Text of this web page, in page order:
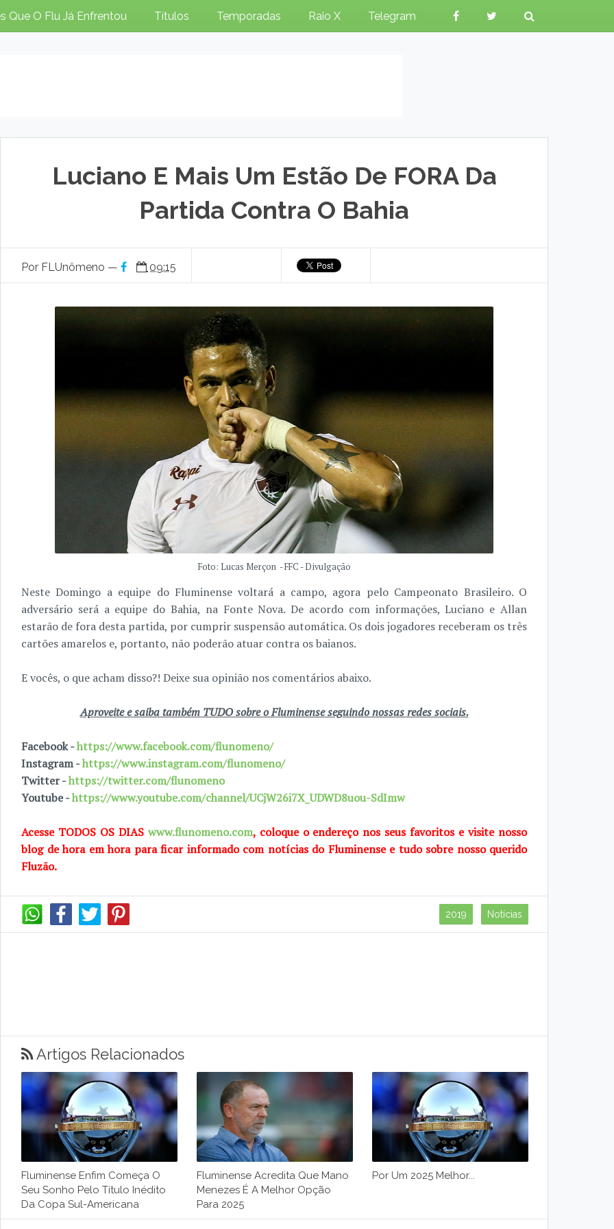
Que O Flu Já Enfrentou Títulos Temporadas Raio X Telegram
Luciano E Mais Um Estão De FORA Da
Partida Contra O Bahia
Por FLUnômeno — 09:15
Foto: Lucas Merçon - FFC - Divulgação
Neste Domingo a equipe do Fluminense voltará a campo, agora pelo Campeonato Brasileiro. O
adversário será a equipe do Bahia, na Fonte Nova. De acordo com informações, Luciano e Allan
estarão de fora desta partida, por cumprir suspensão automática. Os dois jogadores receberam os três
cartões amarelos e, portanto, não poderão atuar contra os baianos.
E vocês, o que acham disso?! Deixe sua opinião nos comentários abaixo.
Aproveite e saiba também TUDO sobre o Fluminense seguindo nossas redes sociais.
Facebook -https://www.facebook.com/flunomeno/
Instagram -https://www.instagram.com/flunomeno/
Twitter -https://twitter.com/flunomeno
Youtube -https://www.youtube.com/channel/UCjW26i7X_UDWD8uou-SdImw
Acesse TODOS OS DIAS www.flunomeno.com, coloque o endereço nos seus favoritos e visite nosso
blog de hora em hora para ficar informado com notícias do Fluminense e tudo sobre nosso querido
Fluzão.
2019 Notícias
Artigos Relacionados
Fluminense Enfim Começa O
Seu Sonho Pelo Título Inédito
Da Copa Sul-Americana
Fluminense Acredita Que Mano
Menezes É A Melhor Opção
Para 2025
Por Um 2025 Melhor...